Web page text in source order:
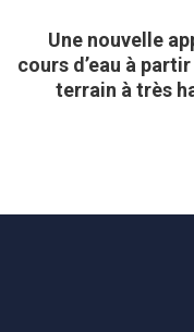
Une nouvelle
cours d’eau à
terrain à très